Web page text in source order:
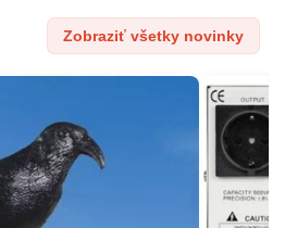
Zobraziť všetky novinky